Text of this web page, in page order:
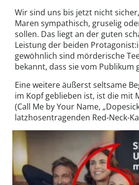
Wir sind uns bis jetzt nicht
Maren sympathisch, gruselig
sollen. Das liegt an der guten
Leistung der beiden
gewöhnlich sind mörderische
bekannt, dass sie vom Publikum
Eine weitere äußerst seltsame
im Kopf geblieben ist, ist die mit
(Call Me by Your Name,
latzhosentragenden Red-Neck-